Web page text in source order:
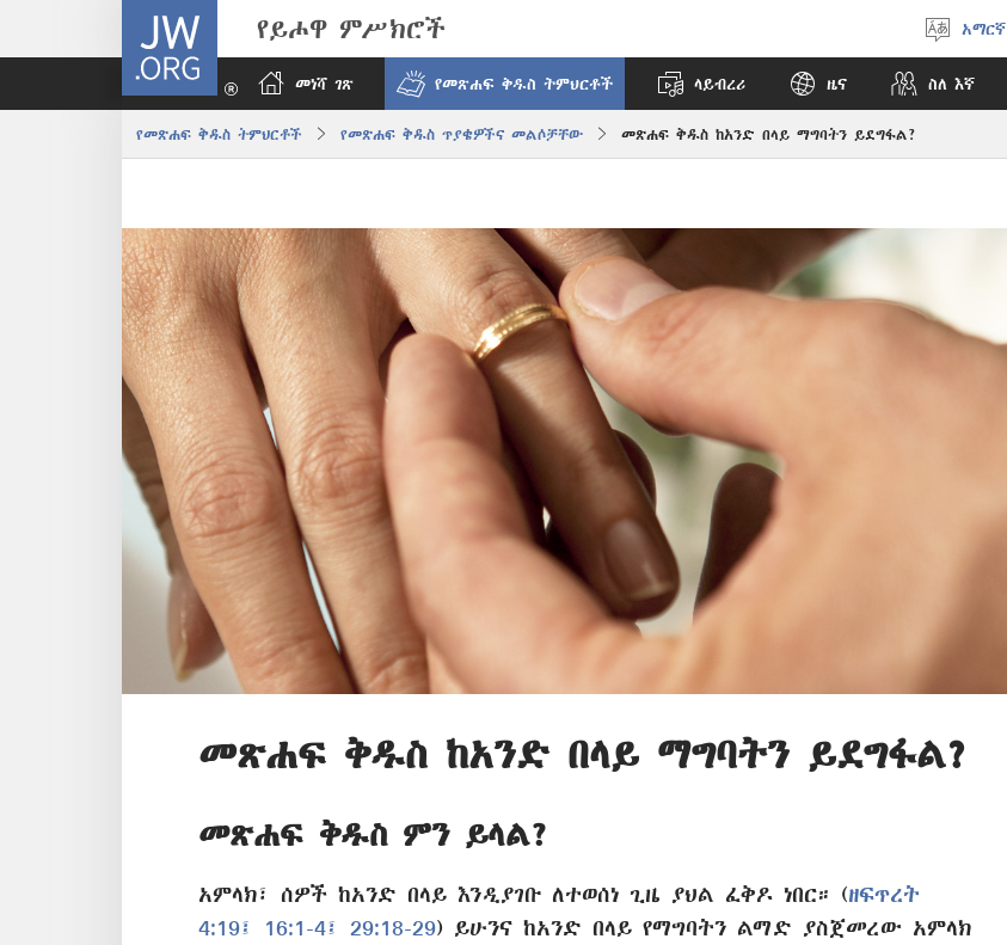
JW.ORG የይሖዋ ምሥክሮች
ቋንቋ
አማርኛ
መነሻ ገጽ የመጽሐፍ ቅዱስ ትምህርቶች ላይብረሪ ዜና ስለ እኛ
የመጽሐፍ ቅዱስ ትምህርቶች የመጽሐፍ ቅዱስ ጥያቄዎችና መልሶቻቸው መጽሐፍ ቅዱስ ከአንድ በላይ ማግባትን ይደግፋል?
መጽሐፍ ቅዱስ ከአንድ በላይ ማግባትን ይደግፋል?
መጽሐፍ ቅዱስ ምን ይላል?
አምላክ፣ ሰዎች ከአንድ በላይ እንዲያገቡ ለተወሰነ ጊዜ ያህል ፈቅዶ ነበር። (ዘፍጥረት
4:19፤
16:1-4፤ 29:18-29) ይሁንና ከአንድ በላይ የማግባትን ልማድ ያስጀመረው አምላክ